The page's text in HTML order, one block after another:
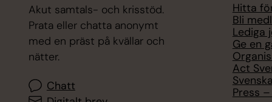
Akut samtals- och krisstöd.
Prata eller chatta anonymt
med en präst på kvällar och
nätter.
Chatt
Hitta
Bli
Lediga
Ge en
Act
Press